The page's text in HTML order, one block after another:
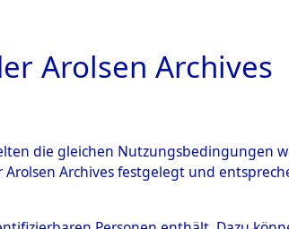
BILD
Arolsen Archives
die gleichen Nutzungsbedingungen
Archives festgelegt und